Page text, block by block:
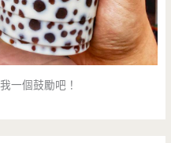
一個鼓勵吧！